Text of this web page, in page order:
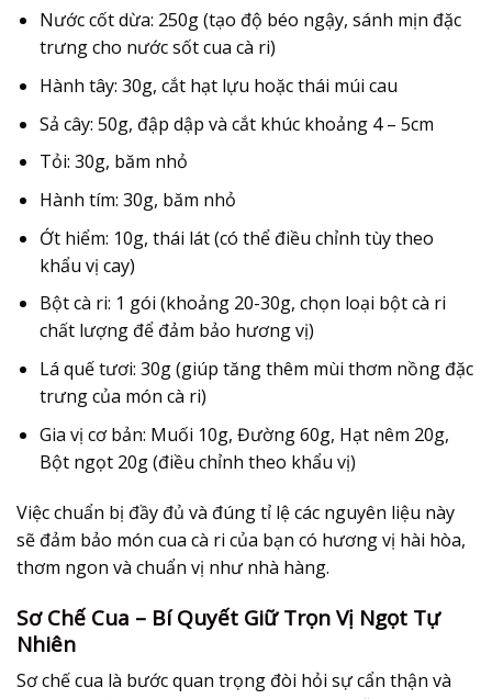
Nước cốt dừa: 250g (tạo độ béo ngậy, sánh mịn đặc
trưng cho nước sốt cua cà ri)
Hành tây: 30g, cắt hạt lựu hoặc thái múi cau
Sả cây: 50g, đập dập và cắt khúc khoảng 4 – 5cm
Tỏi: 30g, băm nhỏ
Hành tím: 30g, băm nhỏ
Ớt hiểm: 10g, thái lát (có thể điều chỉnh tùy theo
khẩu vị cay)
Bột cà ri: 1 gói (khoảng 20-30g, chọn loại bột cà ri
chất lượng để đảm bảo hương vị)
Lá quế tươi: 30g (giúp tăng thêm mùi thơm nồng đặc
trưng của món cà ri)
Gia vị cơ bản: Muối 10g, Đường 60g, Hạt nêm 20g,
Bột ngọt 20g (điều chỉnh theo khẩu vị)
Việc chuẩn bị đầy đủ và đúng tỉ lệ các nguyên liệu này
sẽ đảm bảo món cua cà ri của bạn có hương vị hài hòa,
thơm ngon và chuẩn vị như nhà hàng.
Sơ Chế Cua – Bí Quyết Giữ Trọn Vị Ngọt Tự
Nhiên
Sơ chế cua là bước quan trọng đòi hỏi sự cẩn thận và